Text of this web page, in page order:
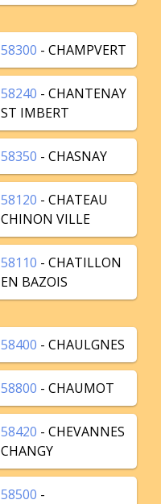
58300 - CHAMPVERT
58240 - CHANTENAY
ST IMBERT
58350 - CHASNAY
58120 - CHATEAU
CHINON VILLE
58110 - CHATILLON
EN BAZOIS
58400 - CHAULGNES
58800 - CHAUMOT
58420 - CHEVANNES
CHANGY
58500 -